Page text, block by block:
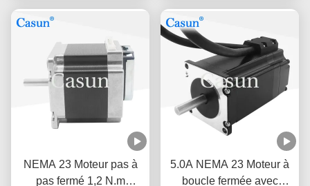
NEMA 23 Moteur pas à
pas fermé 1,2 N.m
5.0A NEMA 23 Moteur à
boucle fermée avec